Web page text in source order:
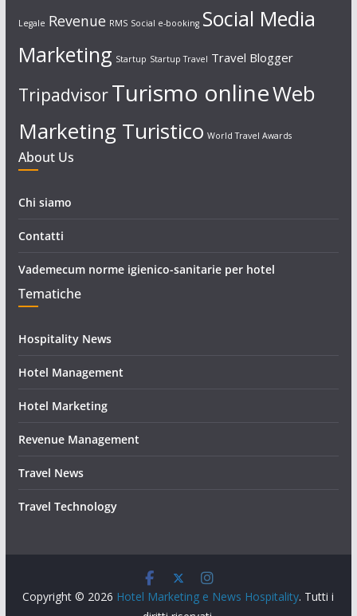
Legale Revenue RMS Social e-booking Social Media
Marketing Startup Startup Travel Travel Blogger
TripadvisorTurismo onlineWeb
Marketing Turistico World Travel Awards
About Us
Chi siamo
Contatti
Vademecum norme igienico-sanitarie per hotel
Tematiche
Hospitality News
Hotel Management
Hotel Marketing
Revenue Management
Travel News
Travel Technology
Copyright © 2026 Hotel Marketing e News Hospitality. Tutti i